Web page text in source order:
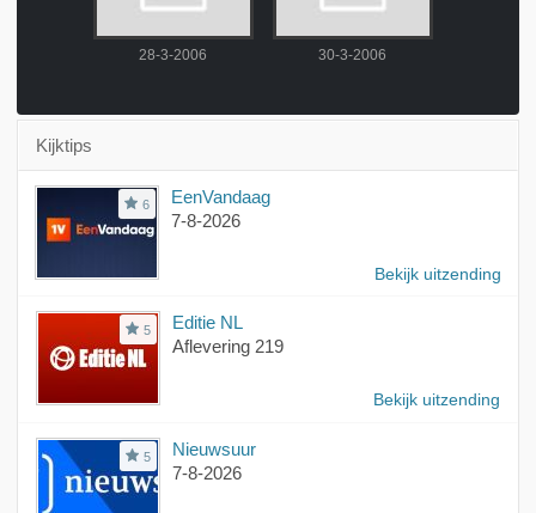
28-3-2006 30-3-2006
Kijktips
6
EenVandaag
7-8-2026
Bekijk uitzending
5
Editie NL
Aflevering 219
Bekijk uitzending
5
Nieuwsuur
7-8-2026